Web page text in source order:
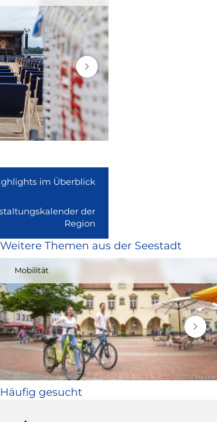
im Überblick
der
Region
extern
und
in
neuem
Fenster)
Weitere Themen aus der Seestadt
Mobilität
© P. Foelting
Häufig gesucht